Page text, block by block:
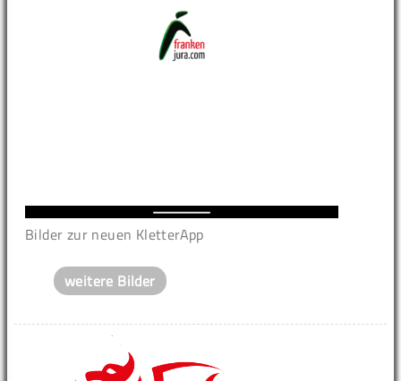
Bilder zur neuen KletterApp
weitere Bilder